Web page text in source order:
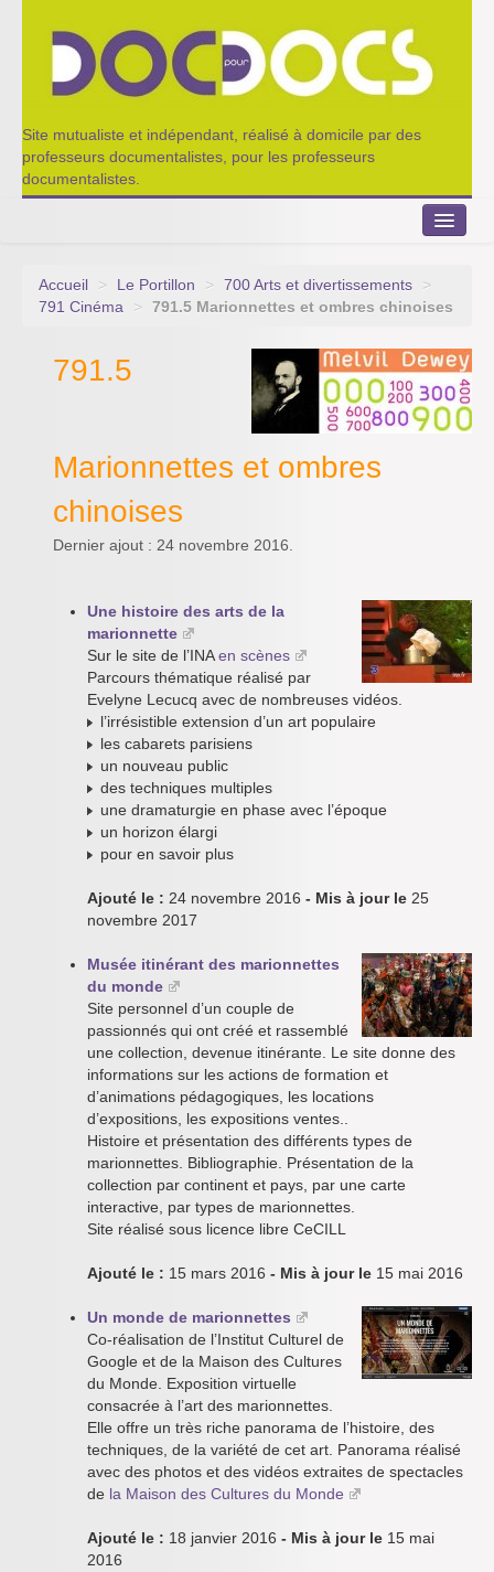
Site mutualiste et indépendant, réalisé à domicile par des
professeurs documentalistes, pour les professeurs
documentalistes.
Le Portillon
Qui sommes-nous ?
Accueil > Le Portillon > 700 Arts et divertissements
>
791 Cinéma
> 791.5 Marionnettes et ombres chinoises
791.5
Marionnettes et ombres
chinoises
Dernier ajout : 24 novembre 2016.
Une histoire des arts de la
marionnette
Sur le site de l’INAen scènes
Parcours thématique réalisé par
Evelyne Lecucq avec de nombreuses vidéos.
l’irrésistible extension d’un art populaire
les cabarets parisiens
un nouveau public
des techniques multiples
une dramaturgie en phase avec l’époque
un horizon élargi
pour en savoir plus
Ajouté le : 24 novembre 2016 - Mis à jour le 25
novembre 2017
Musée itinérant des marionnettes
du monde
Site personnel d’un couple de
passionnés qui ont créé et rassemblé
une collection, devenue itinérante. Le site donne des
informations sur les actions de formation et
d’animations pédagogiques, les locations
d’expositions, les expositions ventes..
Histoire et présentation des différents types de
marionnettes. Bibliographie. Présentation de la
collection par continent et pays, par une carte
interactive, par types de marionnettes.
Site réalisé sous licence libre CeCILL
Ajouté le : 15 mars 2016 - Mis à jour le 15 mai 2016
Un monde de marionnettes
Co-réalisation de l’Institut Culturel de
Google et de la Maison des Cultures
du Monde. Exposition virtuelle
consacrée à l’art des marionnettes.
Elle offre un très riche panorama de l’histoire, des
techniques, de la variété de cet art. Panorama réalisé
avec des photos et des vidéos extraites de spectacles
de la Maison des Cultures du Monde
Ajouté le : 18 janvier 2016 - Mis à jour le 15 mai
2016